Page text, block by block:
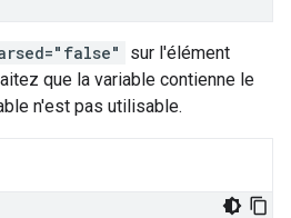
sur l'élément
que la variable contienne le
n'est pas utilisable.